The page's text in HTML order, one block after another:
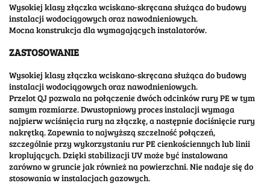
Wysokiej klasy złączka wciskano-skręcana służąca do budowy
instalacji wodociągowych oraz nawodnieniowych.
Mocna konstrukcja dla wymagających instalatorów.
ZASTOSOWANIE
Wysokiej klasy złączka wciskano-skręcana służąca do budowy
instalacji wodociągowych oraz nawodnieniowych.
Przelot QJ pozwala na połączenie dwóch odcinków rury PE w tym
samym rozmiarze. Dwustopniowy proces instalacji wymaga
najpierw wciśnięcia rury na złączkę, a następnie dociśnięcie rury
nakrętką. Zapewnia to najwyższą szczelność połączeń,
szczególnie przy wykorzystaniu rur PE cienkościennych lub linii
kroplujących. Dzięki stabilizacji UV może być instalowana
zarówno w gruncie jak również na powierzchni. Nie nadaje się do
stosowania w instalacjach gazowych.